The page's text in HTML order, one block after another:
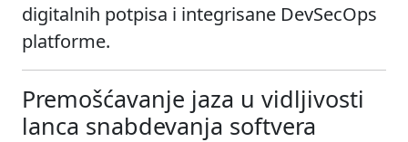
digitalnih potpisa i integrisane DevSecOps
platforme.
Premošćavanje jaza u vidljivosti
lanca snabdevanja softvera